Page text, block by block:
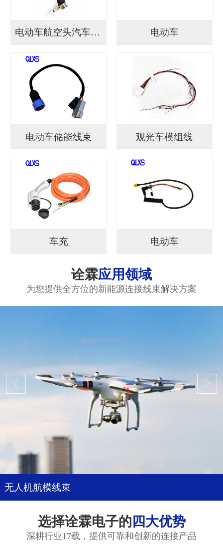
电动车航空头汽车连接... 电动车
电动车储能线束 观光车模组线
车充 电动车
诠霖应用领域
为您提供全方位的新能源连接线束解决方案
无人机航模线束
选择诠霖电子的 四大优势
深耕行业17载，提供可靠和创新的连接产品